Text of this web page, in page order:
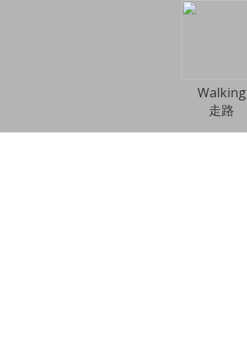
Walking
走路